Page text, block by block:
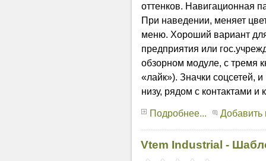
оттенков. Навигационная
При наведении, меняет
меню. Хороший вариант
предприятия или
обзорном модуле, с тремя
«лайк»). Значки соцсетей,
низу, рядом с контактами и
Подробнее... Добавить
Vtem Industrial -